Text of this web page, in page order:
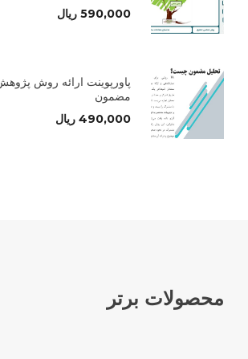
590,000 ریال
پاورپوینت ارائه روش
مضمون
490,000 ریال
محصولات برتر